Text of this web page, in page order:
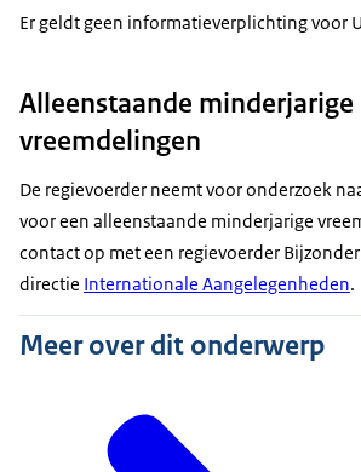
Er geldt geen informatieverplichting voor
Alleenstaande minderjarige
vreemdelingen
De regievoerder neemt voor onderzoek
voor een alleenstaande minderjarige
contact op met een regievoerder
directie Internationale Aangelegenheden.
Meer over dit onderwerp